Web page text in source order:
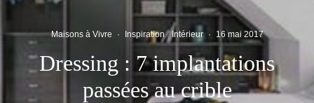
Maisons à Vivre · Inspiration Intérieur · 16 mai 2017
Dressing : 7 implantations
passées au crible